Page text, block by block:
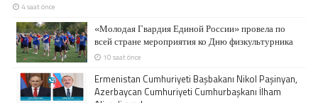
4 saat önce
«Молодая Гвардия Единой России» провела по
всей стране мероприятия ко Дню физкультурника
10 saat önce
Ermenistan Cumhuriyeti Başbakanı Nikol Paşinyan,
Azerbaycan Cumhuriyeti Cumhurbaşkanı İlham